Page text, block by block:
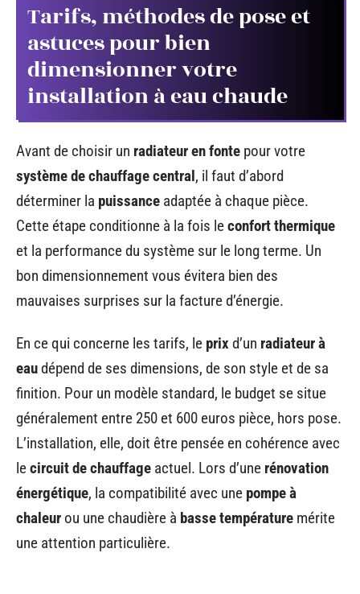
Tarifs, méthodes de pose et
astuces pour bien
dimensionner votre
installation à eau chaude
Avant de choisir un radiateur en fonte pour votre
système de chauffage central, il faut d’abord
déterminer la puissance adaptée à chaque pièce.
Cette étape conditionne à la fois leconfort thermique
et la performance du système sur le long terme. Un
bon dimensionnement vous évitera bien des
mauvaises surprises sur la facture d’énergie.
En ce qui concerne les tarifs, le prixd’un radiateur à
eaudépend de ses dimensions, de son style et de sa
finition. Pour un modèle standard, le budget se situe
généralement entre 250 et 600 euros pièce, hors pose.
L’installation, elle, doit être pensée en cohérence avec
lecircuit de chauffage actuel. Lors d’une rénovation
énergétique, la compatibilité avec une pompe à
chaleur ou une chaudière à basse température mérite
une attention particulière.